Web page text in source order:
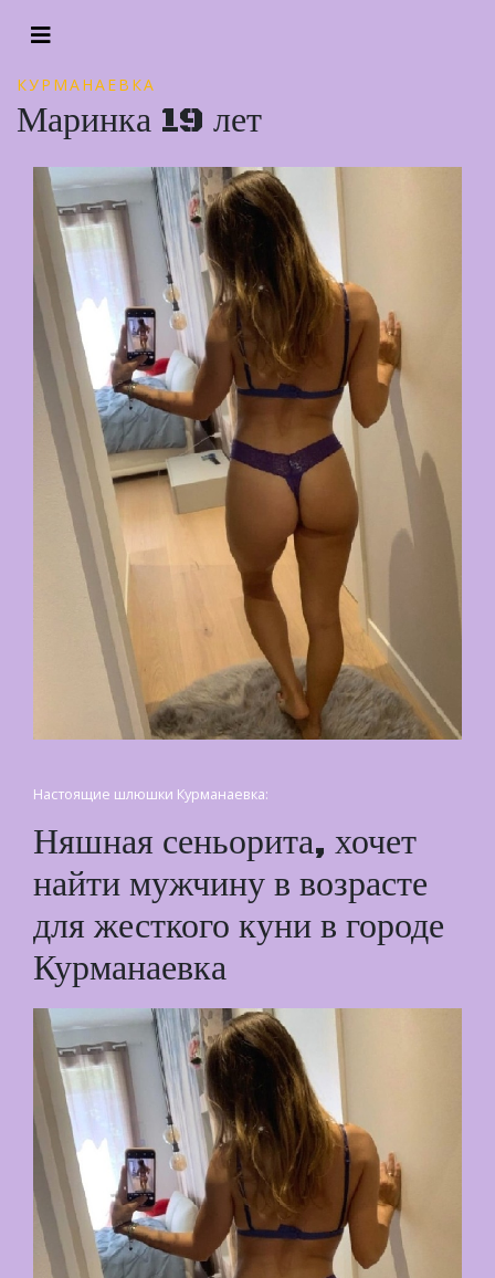
КУРМАНАЕВКА
Маринка 19 лет
Настоящие шлюшки Курманаевка:
Няшная сеньорита, хочет
найти мужчину в возрасте
для жесткого куни в городе
Курманаевка